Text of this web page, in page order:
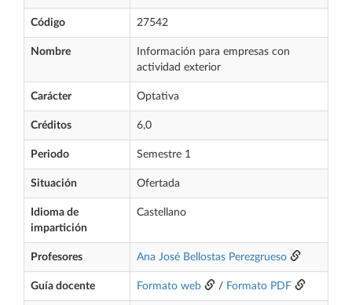
Código 27542
Nombre
Información para empresas con
actividad exterior
Carácter Optativa
Créditos 6,0
Periodo Semestre 1
Situación Ofertada
Idioma de
impartición
Castellano
Profesores Ana José Bellostas Perezgrueso
Guía docente Formato web / Formato PDF